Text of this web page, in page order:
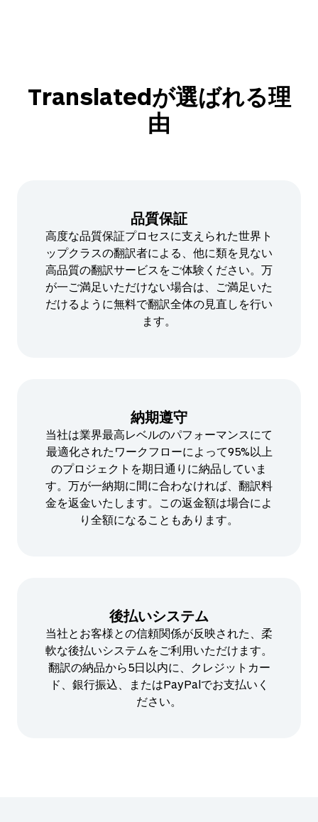
Translatedが選ばれる理
由
品質保証
高度な品質保証プロセスに支えられた世界ト
ップクラスの翻訳者による、他に類を見ない
高品質の翻訳サービスをご体験ください。万
が一ご満足いただけない場合は、ご満足いた
だけるように無料で翻訳全体の見直しを行い
ます。
納期遵守
当社は業界最高レベルのパフォーマンスにて
最適化されたワークフローによって95%以上
のプロジェクトを期日通りに納品していま
す。万が一納期に間に合わなければ、翻訳料
金を返金いたします。この返金額は場合によ
り全額になることもあります。
後払いシステム
当社とお客様との信頼関係が反映された、柔
軟な後払いシステムをご利用いただけます。
翻訳の納品から5日以内に、クレジットカー
ド、銀行振込、またはPayPalでお支払いく
ださい。